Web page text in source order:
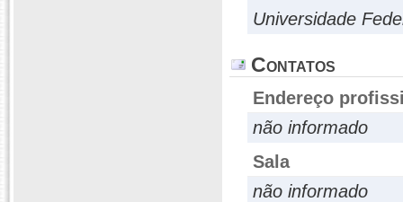
Universidade
Contatos
Endereço
não informado
Sala
não informado